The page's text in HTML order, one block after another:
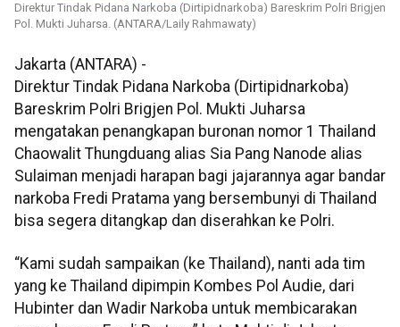
Direktur Tindak Pidana Narkoba (Dirtipidnarkoba) Bareskrim Polri Brigjen
Pol. Mukti Juharsa. (ANTARA/Laily Rahmawaty)
Jakarta (ANTARA) -
Direktur Tindak Pidana Narkoba (Dirtipidnarkoba)
Bareskrim Polri Brigjen Pol. Mukti Juharsa
mengatakan penangkapan buronan nomor 1 Thailand
Chaowalit Thungduang alias Sia Pang Nanode alias
Sulaiman menjadi harapan bagi jajarannya agar bandar
narkoba Fredi Pratama yang bersembunyi di Thailand
bisa segera ditangkap dan diserahkan ke Polri.
“Kami sudah sampaikan (ke Thailand), nanti ada tim
yang ke Thailand dipimpin Kombes Pol Audie, dari
Hubinter dan Wadir Narkoba untuk membicarakan